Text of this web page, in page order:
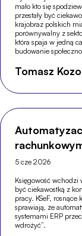
mało kto się
przestały być
krajobraz polskich
porównywalny z
która spaja w jedną
budowanie
Tomasz
5 cze 2026
Księgowość
być ciekawostką z
pracy. KSeF,
sprawiają, że
systemami ERP
wdrożyć”.